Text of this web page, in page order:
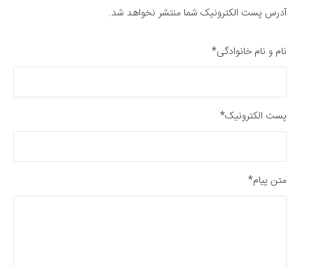
آدرس پست الکترونیک شما منتشر نخواهد شد.
نام و نام خانوادگی*
پست الکترونیک*
متن پیام*